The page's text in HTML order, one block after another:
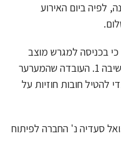
לפיה ביום האירוע
כי בכניסה למגרש מוצב
שלט המבהיר את היקף חבותה של משיבה 1. העובדה שהמערער
להטיל חובות חוזיות על
ת"א) 33980-12-21 שמואל סעדיה נ' החברה לפיתוח